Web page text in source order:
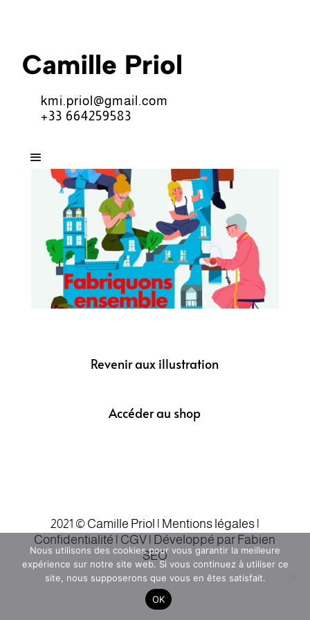
Camille Priol
kmi.priol@gmail.com
+33 664259583
Revenir aux illustration
Accéder au shop
2021 © Camille Priol | Mentions légales|
Confidentialité | CGV | Développé par Fabien
SEO
Nous utilisons des cookies pour vous garantir la meilleure
expérience sur notre site web. Si vous continuez à utiliser ce
site, nous supposerons que vous en êtes satisfait.
OK